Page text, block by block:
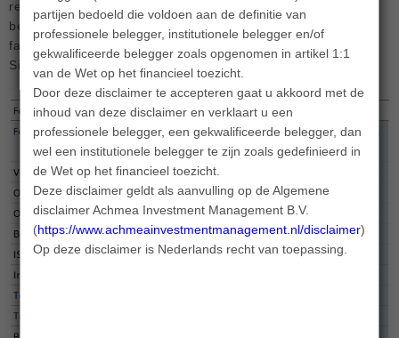
partijen bedoeld die voldoen aan de definitie van
professionele belegger, institutionele belegger en/of
gekwalificeerde belegger zoals opgenomen in artikel 1:1
van de Wet op het financieel toezicht.
Door deze disclaimer te accepteren gaat u akkoord met de
inhoud van deze disclaimer en verklaart u een
professionele belegger, een gekwalificeerde belegger, dan
wel een institutionele belegger te zijn zoals gedefinieerd in
de Wet op het financieel toezicht.
Deze disclaimer geldt als aanvulling op de Algemene
disclaimer Achmea Investment Management B.V.
(https://www.achmeainvestmentmanagement.nl/disclaimer).
Op deze disclaimer is Nederlands recht van toepassing.
rendement, voor kosten te behalen ten opzichte van de
benchmark. Het Fonds heeft exposure naar de volgende
factoren: Waarde, Kwaliteit, Lage Volatiliteit, Momentum en
Size (Global Developed Markets Factor Investing).